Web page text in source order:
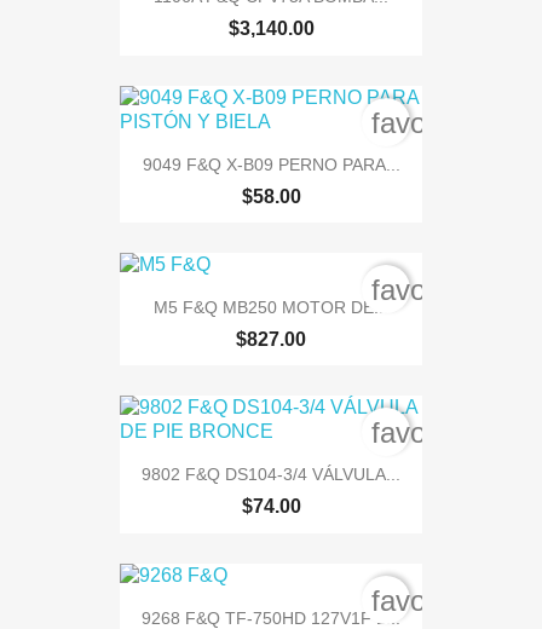
$3,140.00
9049 F&Q X-B09 PERNO PARA...
$58.00
M5 F&Q MB250 MOTOR DE...
$827.00
9802 F&Q DS104-3/4 VÁLVULA...
$74.00
9268 F&Q TF-750HD 127V1F 1...